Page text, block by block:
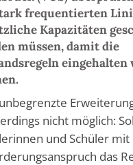
frequentierten
Kapazitäten
müssen, damit die
eingehalten
nicht möglich:
und Schüler
das